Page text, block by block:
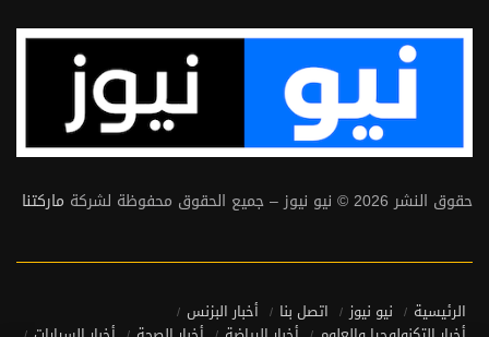
حقوق النشر 2026 © نيو نيوز – جميع الحقوق محفوظة لشركة ماركتنا
الرئيسية نيو نيوز اتصل بنا
أخبار البزنس